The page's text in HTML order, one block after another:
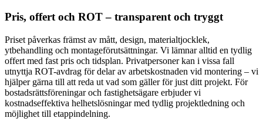
Pris, offert och ROT – transparent och tryggt
Priset påverkas främst av mått, design, materialtjocklek,
ytbehandling och montageförutsättningar. Vi lämnar alltid en tydlig
offert med fast pris och tidsplan. Privatpersoner kan i vissa fall
utnyttja ROT-avdrag för delar av arbetskostnaden vid montering – vi
hjälper gärna till att reda ut vad som gäller för just ditt projekt. För
bostadsrättsföreningar och fastighetsägare erbjuder vi
kostnadseffektiva helhetslösningar med tydlig projektledning och
möjlighet till etappindelning.